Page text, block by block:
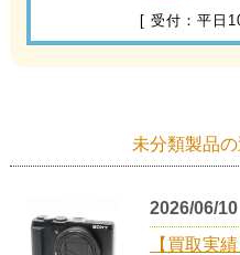
[ 受付：平日
未分類製品
2026/06/10
【買取実